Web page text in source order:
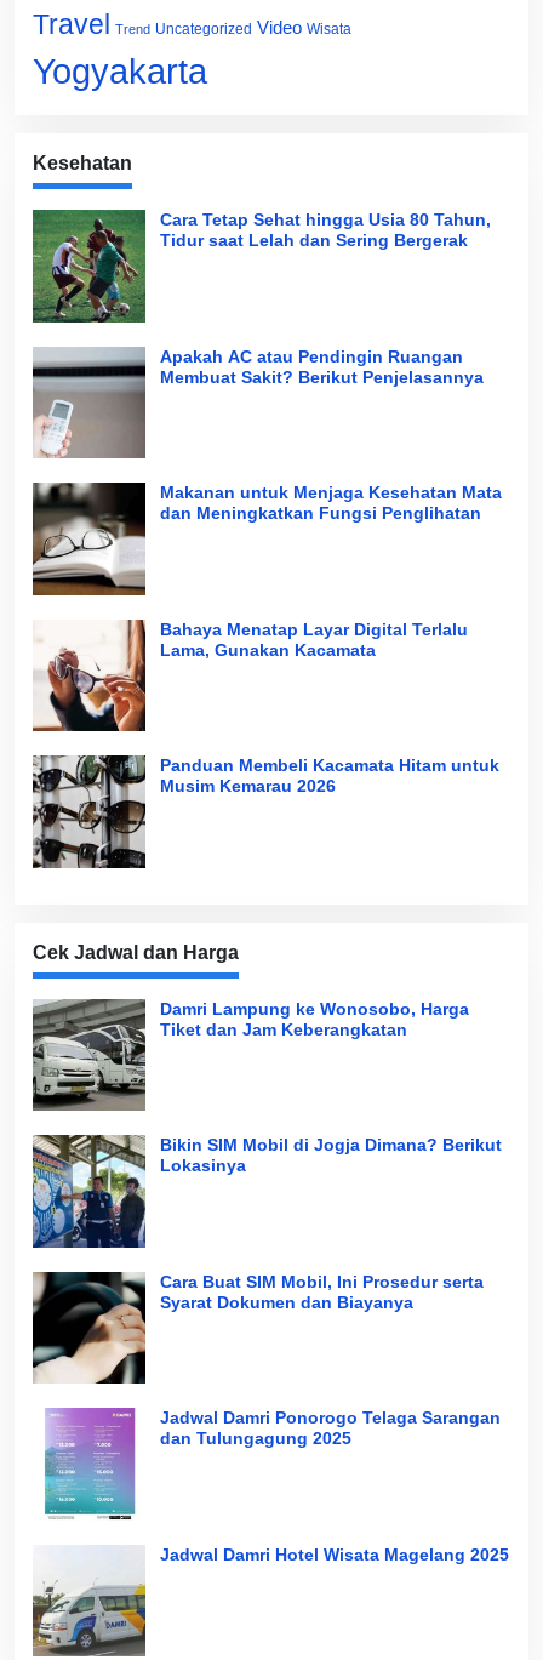
Travel Trend Uncategorized Video Wisata
Yogyakarta
Kesehatan
Cara Tetap Sehat hingga Usia 80 Tahun,
Tidur saat Lelah dan Sering Bergerak
Apakah AC atau Pendingin Ruangan
Membuat Sakit? Berikut Penjelasannya
Makanan untuk Menjaga Kesehatan Mata
dan Meningkatkan Fungsi Penglihatan
Bahaya Menatap Layar Digital Terlalu
Lama, Gunakan Kacamata
Panduan Membeli Kacamata Hitam untuk
Musim Kemarau 2026
Cek Jadwal dan Harga
Damri Lampung ke Wonosobo, Harga
Tiket dan Jam Keberangkatan
Bikin SIM Mobil di Jogja Dimana? Berikut
Lokasinya
Cara Buat SIM Mobil, Ini Prosedur serta
Syarat Dokumen dan Biayanya
Jadwal Damri Ponorogo Telaga Sarangan
dan Tulungagung 2025
Jadwal Damri Hotel Wisata Magelang 2025